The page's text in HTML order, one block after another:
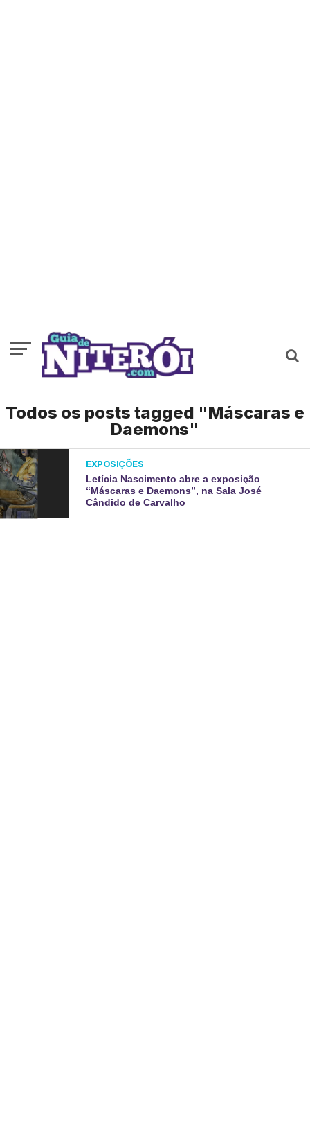
Todos os posts tagged "Máscaras e
Daemons"
EXPOSIÇÕES
Letícia Nascimento abre a exposição
“Máscaras e Daemons”, na Sala José
Cândido de Carvalho